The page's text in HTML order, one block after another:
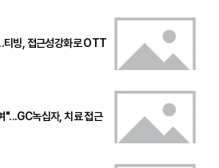
티빙, 접근성강화로 OTT
"...GC녹십자, 치료 접근